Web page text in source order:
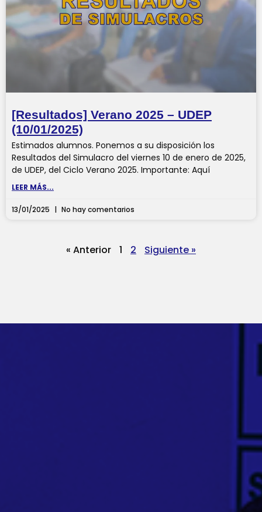
[Resultados] Verano 2025 – UDEP
(10/01/2025)
Estimados alumnos. Ponemos a su disposición los
Resultados del Simulacro del viernes 10 de enero de 2025,
de UDEP, del Ciclo Verano 2025. Importante: Aquí
LEER MÁS...
13/01/2025 No hay comentarios
« Anterior 1 2 Siguiente »